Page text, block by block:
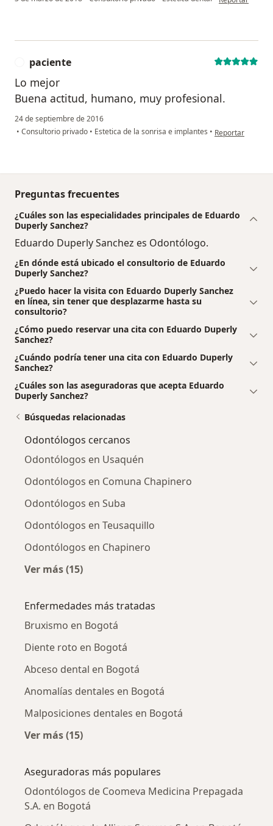
paciente
Lo mejor
Buena actitud, humano, muy profesional.
24 de septiembre de 2016
• Consultorio privado • Estetica de la sonrisa e implantes • en opinión del
Reportar
Preguntas frecuentes
¿Cuáles son las especialidades principales de Eduardo
Duperly Sanchez?
Eduardo Duperly Sanchez es Odontólogo.
¿En dónde está ubicado el consultorio de Eduardo
Duperly Sanchez?
¿Puedo hacer la visita con Eduardo Duperly Sanchez
en línea, sin tener que desplazarme hasta su
consultorio?
¿Cómo puedo reservar una cita con Eduardo Duperly
Sanchez?
¿Cuándo podría tener una cita con Eduardo Duperly
Sanchez?
¿Cuáles son las aseguradoras que acepta Eduardo
Duperly Sanchez?
Búsquedas relacionadas
Odontólogos cercanos
Odontólogos en Usaquén
Odontólogos en Comuna Chapinero
Odontólogos en Suba
Odontólogos en Teusaquillo
Odontólogos en Chapinero
Ver más (15)
Enfermedades más tratadas
Bruxismo en Bogotá
Diente roto en Bogotá
Abceso dental en Bogotá
Anomalías dentales en Bogotá
Malposiciones dentales en Bogotá
Ver más (15)
Aseguradoras más populares
Odontólogos de Coomeva Medicina Prepagada
S.A. en Bogotá